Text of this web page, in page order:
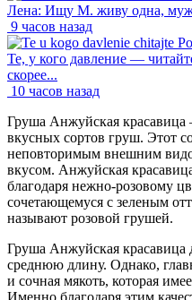
Лена: Ищу М. живу одна,
9 часов назад
Те, у кого давление —
скорее...
10 часов назад
Груша Анжуйская красавица
вкусных сортов груш. Этот
неповторимым внешним
вкусом. Анжуйская
благодаря нежно-розовому
сочетающемуся с зеленым
называют розовой грушей.
Груша Анжуйская красавица
среднюю длину. Однако,
и сочная мякоть, которая